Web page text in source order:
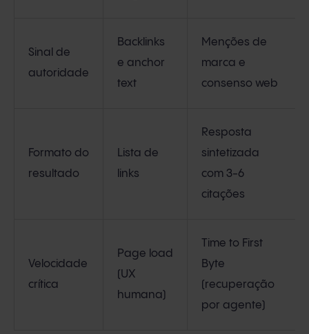
Sinal de
autoridade
Backlinks
e anchor
text
Menções de
marca e
consenso web
Formato do
resultado
Lista de
links
Resposta
sintetizada
com 3-6
citações
Velocidade
crítica
Page load
(UX
humana)
Time to First
Byte
(recuperação
por agente)